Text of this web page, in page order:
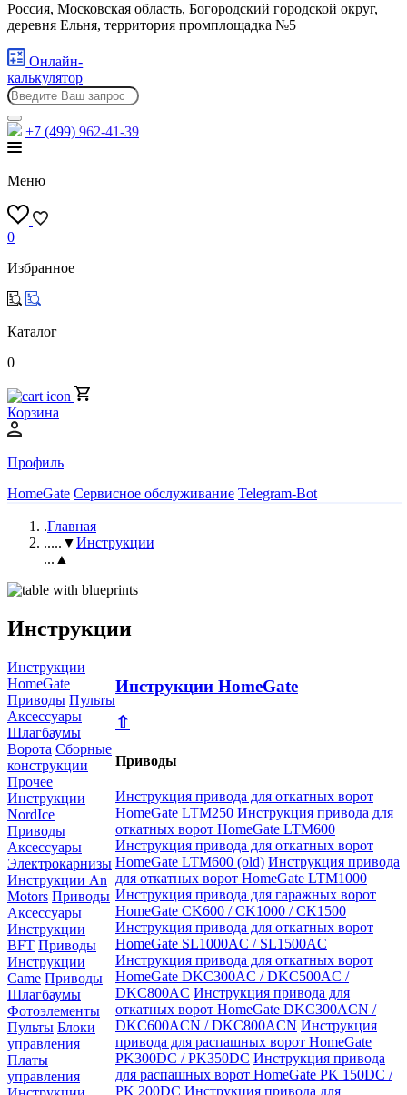
Россия, Московская область, Богородский городской округ,
деревня Ельня, территория промплощадка №5
Онлайн-
калькулятор
+7 (499) 962-41-39
Меню
0
Избранное
Каталог
0
Корзина
Профиль
HomeGate Сервисное обслуживание Telegram-Bot
.Главная
.....▼Инструкции
...▲
Инструкции
Инструкции
HomeGate
Приводы Пульты
Аксессуары
Шлагбаумы
Ворота Сборные
конструкции
Прочее
Инструкции
NordIce
Приводы
Аксессуары
Электрокарнизы
Инструкции An
Motors Приводы
Аксессуары
Инструкции
BFT Приводы
Инструкции
Came Приводы
Шлагбаумы
Фотоэлементы
Пульты Блоки
управления
Платы
управления
Инструкции HomeGate
⇧
Приводы
Инструкция привода для откатных ворот
HomeGate LTM250 Инструкция привода для
откатных ворот HomeGate LTM600
Инструкция привода для откатных ворот
HomeGate LTM600 (old) Инструкция привода
для откатных ворот HomeGate LTM1000
Инструкция привода для гаражных ворот
HomeGate CK600 / CK1000 / CK1500
Инструкция привода для откатных ворот
HomeGate SL1000AC / SL1500AC
Инструкция привода для откатных ворот
HomeGate DKC300AC / DKC500AC /
DKC800AC Инструкция привода для
откатных ворот HomeGate DKC300ACN /
DKC600ACN / DKC800ACN Инструкция
привода для распашных ворот HomeGate
PK300DC / PK350DC Инструкция привода
для распашных ворот HomeGate PK 150DC /
PK 200DC Инструкция привода для